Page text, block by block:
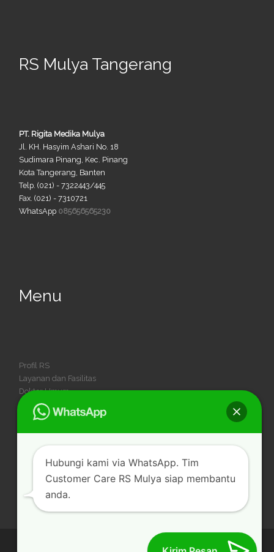
RS Mulya Tangerang
PT. Rigita Medika Mulya
Jl. KH. Hasyim Ashari No. 18
Sudimara Pinang, Kec. Pinang
Kota Tangerang, Banten
Telp. (021) - 7322443/445
Fax. (021) - 7310721
WhatsApp 085656565230
Menu
Profil RS
Layanan dan Fasilitas
Dokter Umum
Dokter Spesialis
Dokter Gigi
Rumah Sakit Mulya – All rights reserved
Hubungi kami via WhatsApp. Tim
Customer Care RS Mulya siap membantu
anda.